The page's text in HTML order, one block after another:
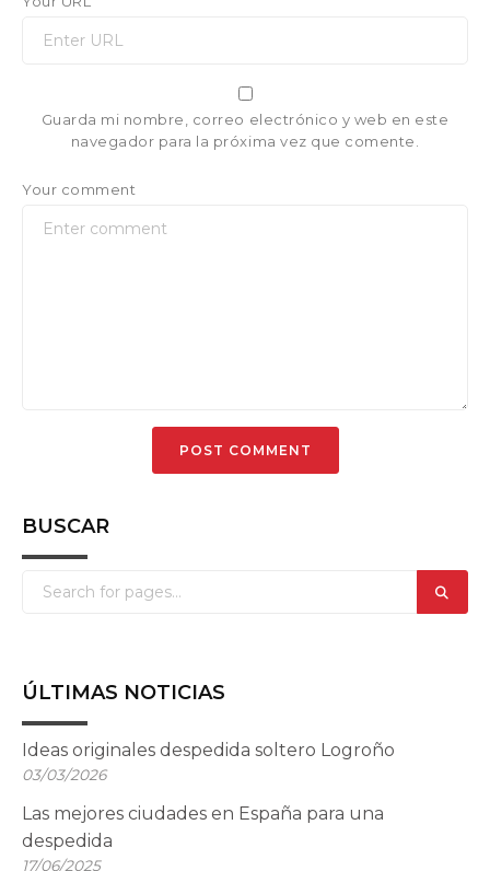
Guarda mi nombre, correo electrónico y web en este
navegador para la próxima vez que comente.
Your comment
BUSCAR
ÚLTIMAS NOTICIAS
Ideas originales despedida soltero Logroño
03/03/2026
Las mejores ciudades en España para una
despedida
17/06/2025